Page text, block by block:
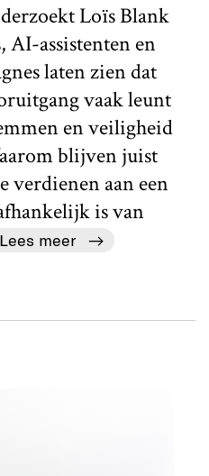
Loïs Blank
AI-assistenten en
laten zien dat
vaak leunt
en veiligheid
blijven juist
verdienen aan een
is van
Lees meer